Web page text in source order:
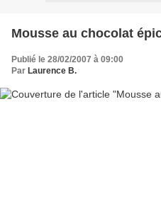
Mousse au chocolat
Publié le 28/02/2007 à 09:00
Par Laurence B.